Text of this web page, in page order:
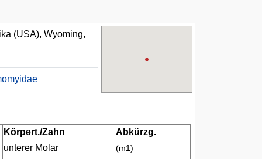
(USA), Wyoming,
Körpert./Zahn
Abkürzg.
unterer Molar
(m1)